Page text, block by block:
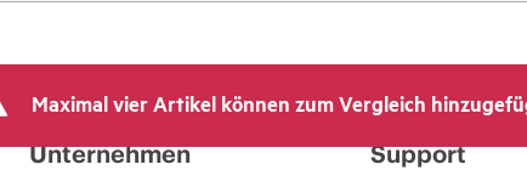
Maximal vier Artikel können zum Vergleich
Unternehmen Support